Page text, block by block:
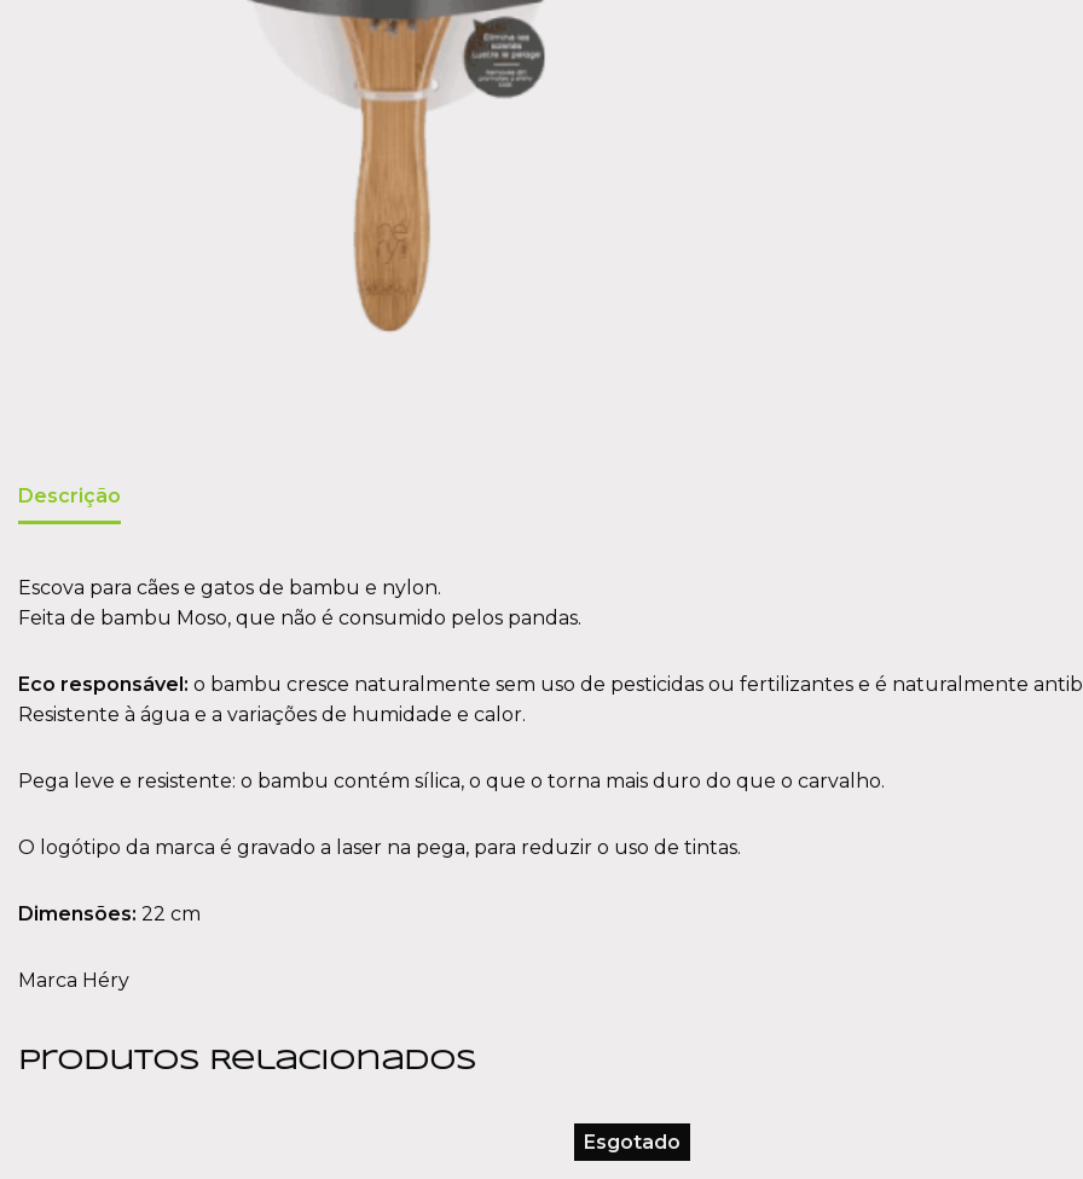
Descrição
Escova para cães e gatos de bambu e nylon.
Feita de bambu Moso, que não é consumido pelos pandas.
Eco responsável: o bambu cresce naturalmente sem uso de pesticidas ou fertilizantes e é naturalmente
Resistente à água e a variações de humidade e calor.
Pega leve e resistente: o bambu contém sílica, o que o torna mais duro do que o carvalho.
O logótipo da marca é gravado a laser na pega, para reduzir o uso de tintas.
Dimensões: 22 cm
Marca Héry
Produtos Relacionados
Esgotado